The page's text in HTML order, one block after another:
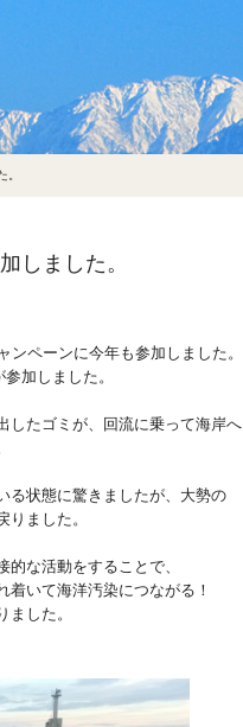
。
しました。
ペーンに今年も参加しました。
加しました。
したゴミが、回流に乗って海岸へ
る状態に驚きましたが、大勢の
ました。
な活動をすることで、
着いて海洋汚染につながる！
ました。